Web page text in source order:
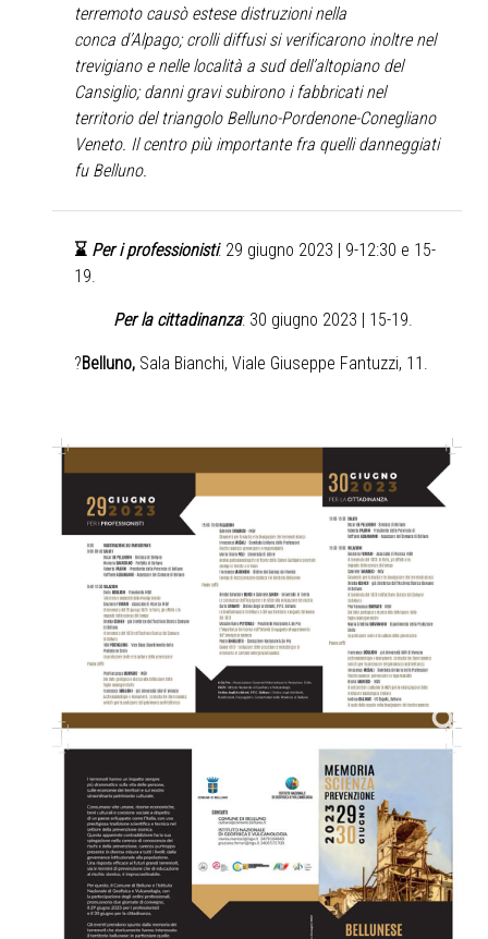
terremoto causò estese distruzioni nella
conca d’Alpago; crolli diffusi si verificarono inoltre nel
trevigiano e nelle località a sud dell’altopiano del
Cansiglio; danni gravi subirono i fabbricati nel
territorio del triangolo Belluno-Pordenone-Conegliano
Veneto. Il centro più importante fra quelli danneggiati
fu Belluno.
⌛ Per i professionisti: 29 giugno 2023 | 9-12:30 e 15-
19.
Per la cittadinanza: 30 giugno 2023 | 15-19.
?Belluno, Sala Bianchi, Viale Giuseppe Fantuzzi, 11.